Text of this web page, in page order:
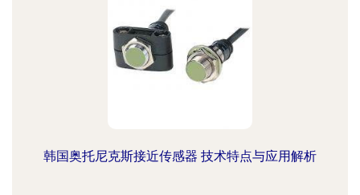
韩国奥托尼克斯接近传感器 技术特点与应用解析